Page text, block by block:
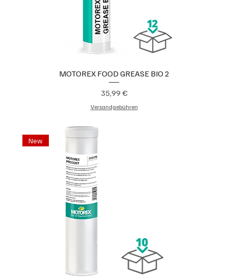
MOTOREX FOOD GREASE BIO 2
Preis
35,99 €
Versandgebühren
New